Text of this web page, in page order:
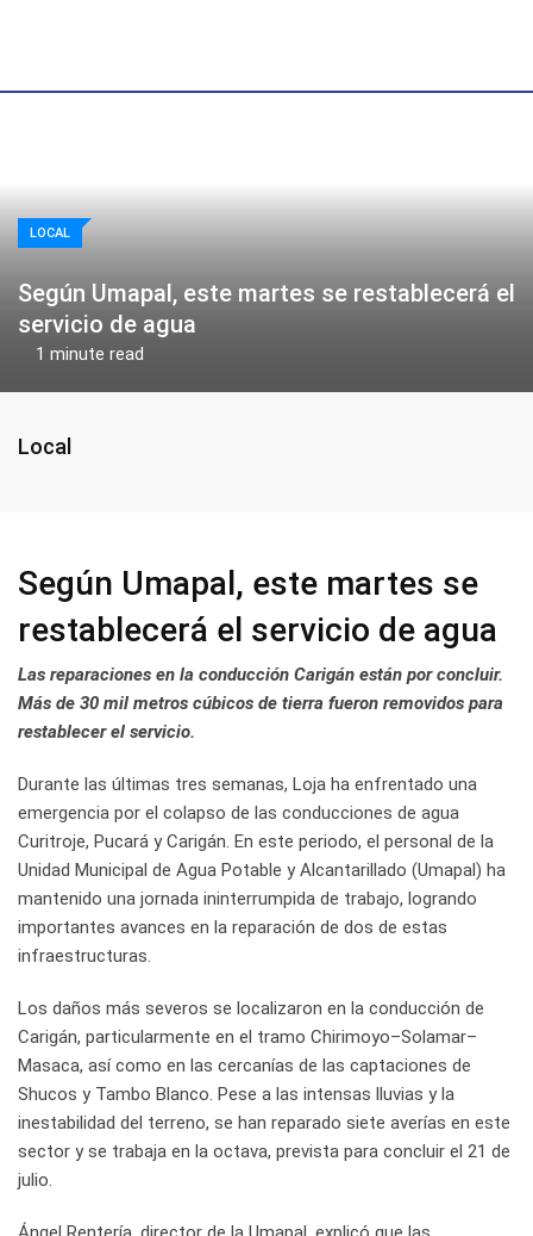
LOCAL
Según Umapal, este martes se restablecerá el
servicio de agua
1 minute read
Local
Según Umapal, este martes se
restablecerá el servicio de agua
Las reparaciones en la conducción Carigán están por concluir.
Más de 30 mil metros cúbicos de tierra fueron removidos para
restablecer el servicio.
Durante las últimas tres semanas, Loja ha enfrentado una
emergencia por el colapso de las conducciones de agua
Curitroje, Pucará y Carigán. En este periodo, el personal de la
Unidad Municipal de Agua Potable y Alcantarillado (Umapal) ha
mantenido una jornada ininterrumpida de trabajo, logrando
importantes avances en la reparación de dos de estas
infraestructuras.
Los daños más severos se localizaron en la conducción de
Carigán, particularmente en el tramo Chirimoyo–Solamar–
Masaca, así como en las cercanías de las captaciones de
Shucos y Tambo Blanco. Pese a las intensas lluvias y la
inestabilidad del terreno, se han reparado siete averías en este
sector y se trabaja en la octava, prevista para concluir el 21 de
julio.